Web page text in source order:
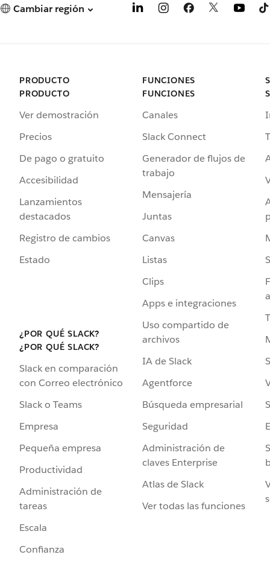
Cambiar región
PRODUCTO
PRODUCTO
Ver demostración
Precios
De pago o gratuito
Accesibilidad
Lanzamientos
destacados
Registro de cambios
Estado
¿POR QUÉ SLACK?
¿POR QUÉ SLACK?
Slack en comparación
con Correo electrónico
Slack o Teams
Empresa
Pequeña empresa
Productividad
Administración de
tareas
Escala
Confianza
FUNCIONES
FUNCIONES
Canales
Slack Connect
Generador de flujos de
trabajo
Mensajería
Juntas
Canvas
Listas
Clips
Apps e integraciones
Uso compartido de
archivos
IA de Slack
Agentforce
Búsqueda empresarial
Seguridad
Administración de
claves Enterprise
Atlas de Slack
Ver todas las funciones